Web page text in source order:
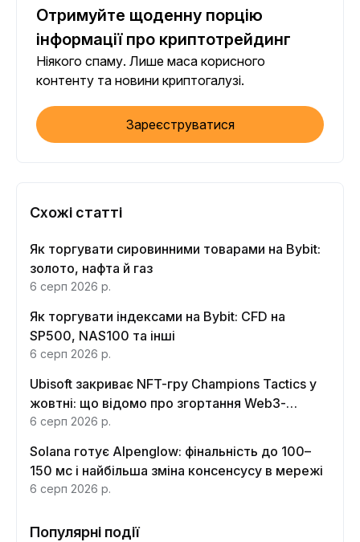
Отримуйте щоденну порцію
інформації про криптотрейдинг
Ніякого спаму. Лише маса корисного
контенту та новини криптогалузі.
Зареєструватися
Схожі статті
Як торгувати сировинними товарами на Bybit:
золото, нафта й газ
6 серп 2026 р.
Як торгувати індексами на Bybit: CFD на
SP500, NAS100 та інші
6 серп 2026 р.
Ubisoft закриває NFT-гру Champions Tactics у
жовтні: що відомо про згортання Web3-
функцій
6 серп 2026 р.
Solana готує Alpenglow: фінальність до 100–
150 мс і найбільша зміна консенсусу в мережі
6 серп 2026 р.
Популярні події